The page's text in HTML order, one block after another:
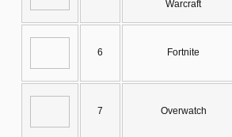
Warcraft
6 Fortnite
7 Overwatch